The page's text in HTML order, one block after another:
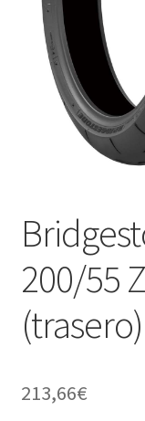
200/55
(trasero)
213,66€